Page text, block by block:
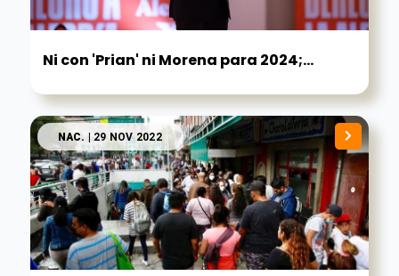
Ni con 'Prian' ni Morena para 2024;...
NAC. | 29 NOV 2022